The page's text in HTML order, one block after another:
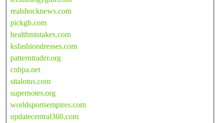
realshocknews.com
pickgb.com
healthmistakes.com
ksfashiondresses.com
patterntrader.org
cnhpa.net
sitalotus.com
supernotes.org
worldsportsempires.com
updatecentral360.com